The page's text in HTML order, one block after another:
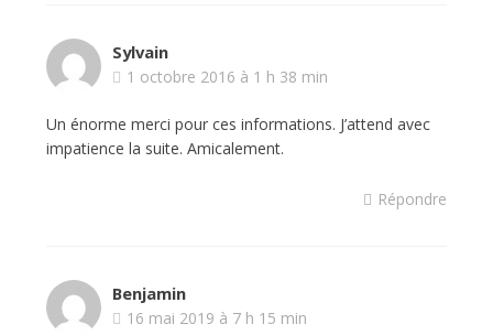
Sylvain
1 octobre 2016 à 1 h 38 min
Un énorme merci pour ces informations. J’attend avec
impatience la suite. Amicalement.
Répondre
Benjamin
16 mai 2019 à 7 h 15 min